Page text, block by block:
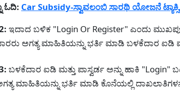
ಓದಿ: Car Subsidy-ಸ್ವಾವಲಂಬಿ ಸಾರಥಿ ಯೋಜನೆ
ಇದಾದ ಬಳಿಕ "Login Or Register" ಎಂದು
ಅಗತ್ಯ ಮಾಹಿತಿಯನ್ನು ಭರ್ತಿ ಮಾಡಿ ಬಳಕೆದಾರ ಐಡಿ
ಬಳಕೆದಾರ ಐಡಿ ಮತ್ತು ಪಾಸ್ವರ್ಡ ಅನ್ನು ಹಾಕಿ
ಮಾಹಿತಿಯನ್ನು ಭರ್ತಿ ಮಾಡಿ ಕೊನೆಯಲ್ಲಿ